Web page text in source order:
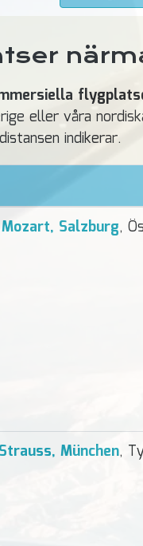
eller våra
indikerar.
Salzburg,
München,